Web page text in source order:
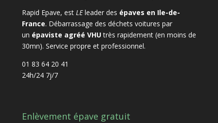
Rapid Epave, est LEleader des épaves en Ile-de-
France. Débarrassage des déchets voitures par
un épaviste agréé VHUtrès rapidement (en moins de
30mn). Service propre et professionnel.
01 83 64 20 41
24h/24 7j/7
Enlèvement épave gratuit